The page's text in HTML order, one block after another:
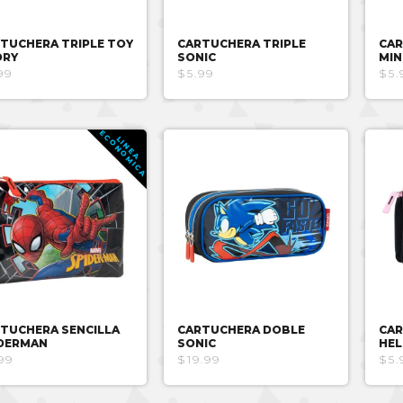
TRIPLE TOY
CARTUCHERA TRIPLE
SONIC
$5.99
L
I
N
E
A
E
C
O
N
O
M
I
C
A
SENCILLA
CARTUCHERA DOBLE
SONIC
$19.99